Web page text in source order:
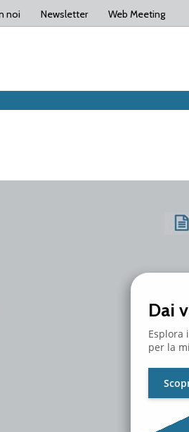
noi Newsletter Web Meeting
Dai
Esplora
per la